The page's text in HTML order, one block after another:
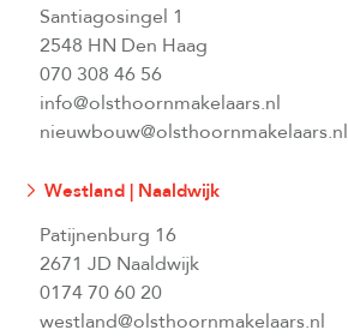
Santiagosingel 1
2548 HN Den Haag
070 308 46 56
info@olsthoornmakelaars.nl
nieuwbouw@olsthoornmakelaars.nl
Westland | Naaldwijk
Patijnenburg 16
2671 JD Naaldwijk
0174 70 60 20
westland@olsthoornmakelaars.nl